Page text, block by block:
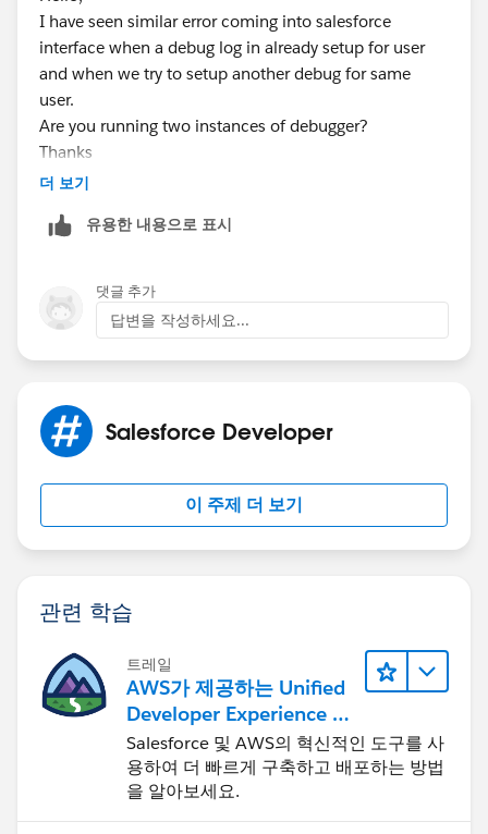
I have seen similar error coming into salesforce
interface when a debug log in already setup for user
and when we try to setup another debug for same
user.
Are you running two instances of debugger?
Thanks
더 보기
유용한 내용으로 표시
댓글 추가
답변을 작성하세요...
Salesforce Developer
이 주제 더 보기
관련 학습
트레일
AWS가 제공하는 Unified
Developer Experience 둘
러보기
Salesforce 및 AWS의 혁신적인 도구를 사
용하여 더 빠르게 구축하고 배포하는 방법
을 알아보세요.